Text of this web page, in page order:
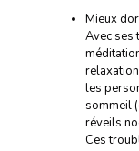
Mieux
Avec ses
les
sommeil
réveils
Ces